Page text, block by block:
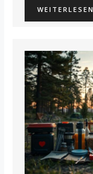
WEITERLESEN